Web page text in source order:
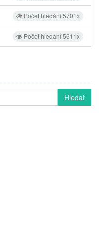
Počet hledání 5701x
Počet hledání 5611x
Hledat